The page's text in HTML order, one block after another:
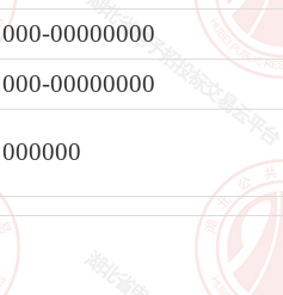
000-00000000
000-00000000
000000